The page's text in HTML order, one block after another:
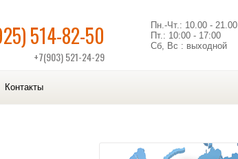
514-82-50
+7(903) 521-24-29
Пн.-Чт.: 10.00 - 21.00
Пт.: 10:00 - 17:00
Сб, Вс : выходной
Контакты